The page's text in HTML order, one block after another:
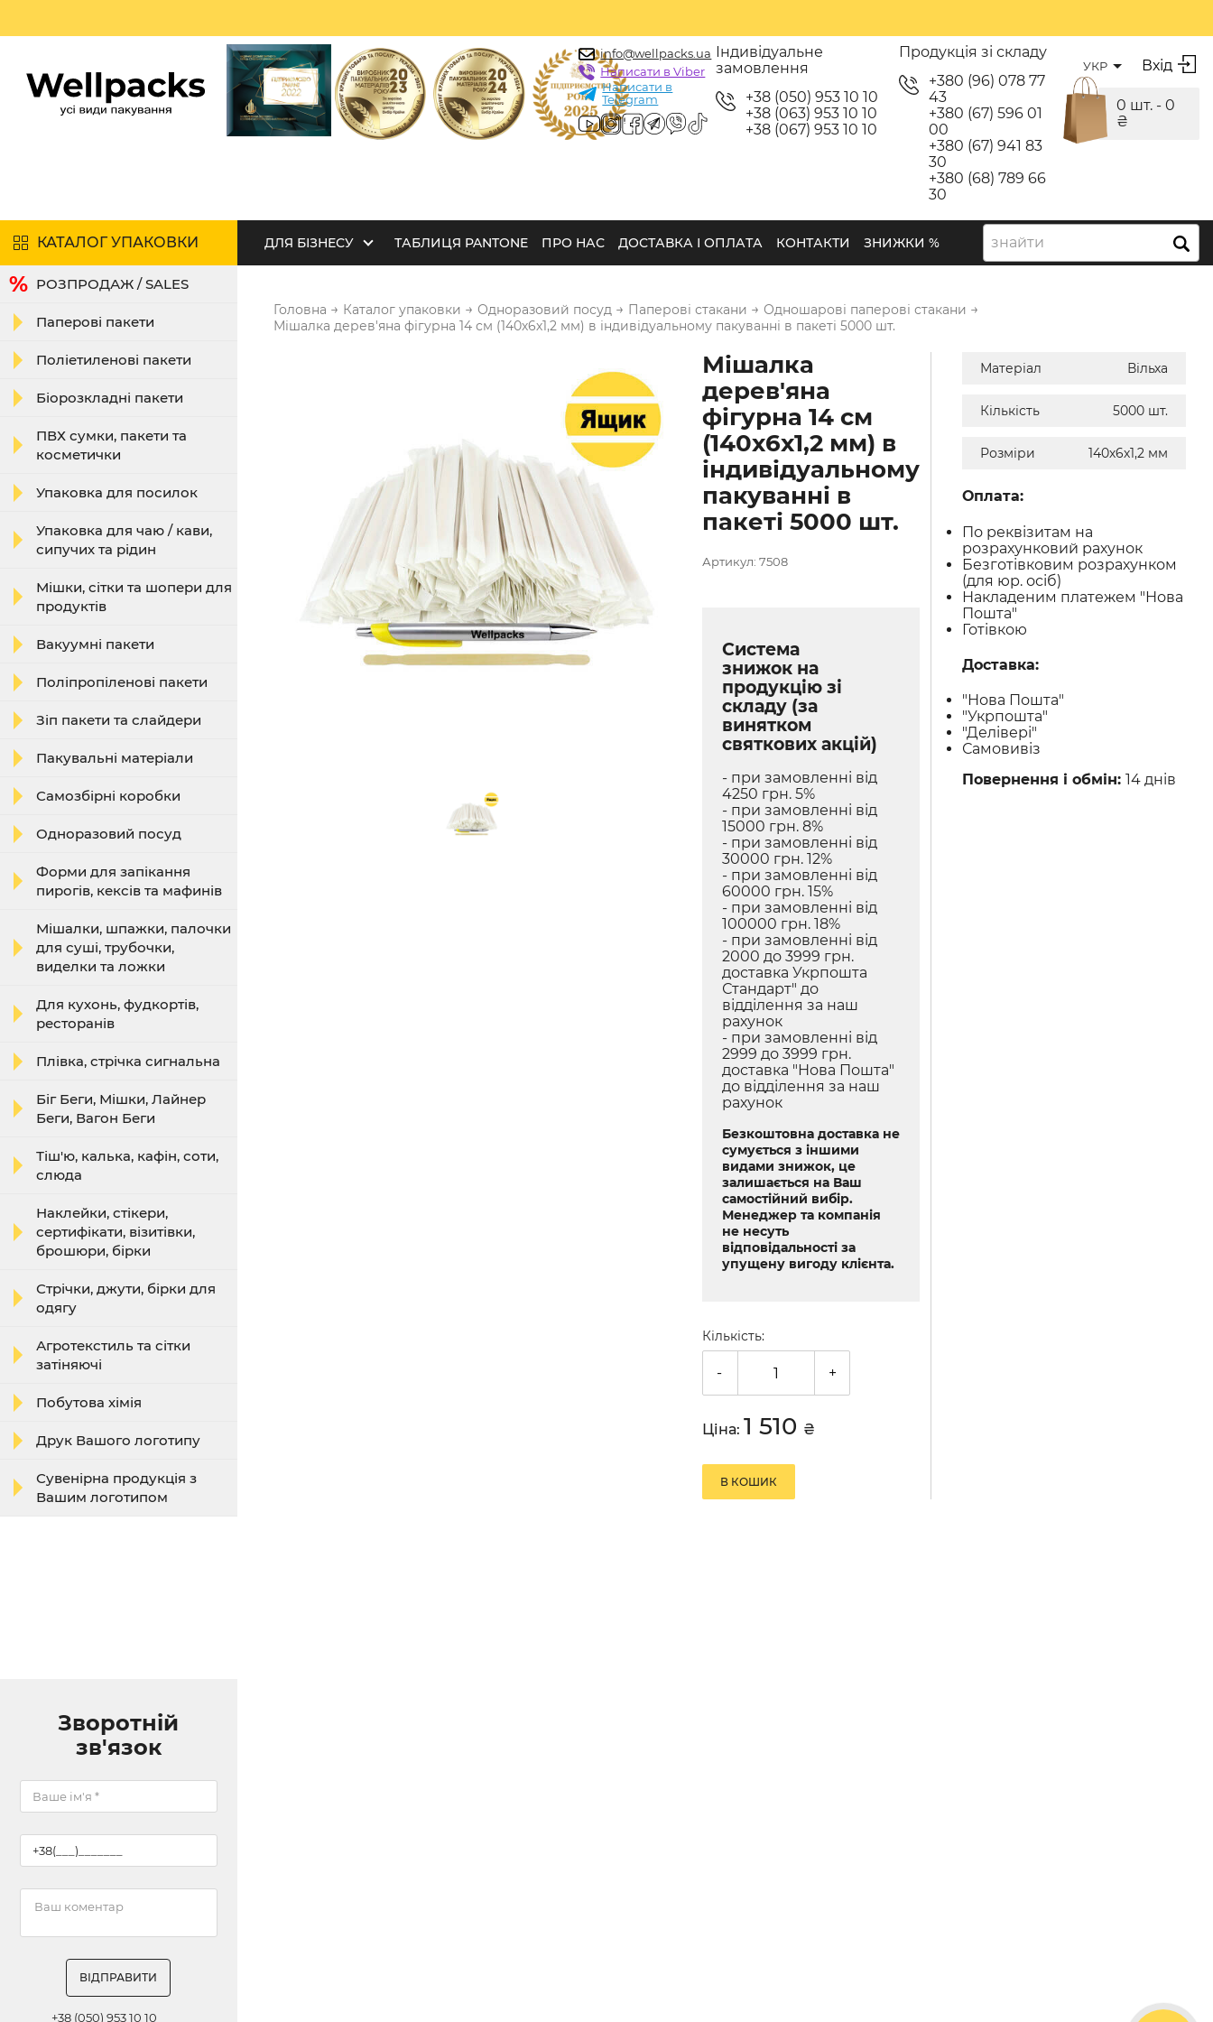
info@wellpacks.ua
Написати в Viber
Написати в
Telegram
Індивідуальне
замовлення
+38 (050) 953 10 10
+38 (063) 953 10 10
+38 (067) 953 10 10
Продукція зі складу
+380 (96) 078 77
43
+380 (67) 596 01
00
+380 (67) 941 83
30
+380 (68) 789 66
30
УКР Вхід
0 шт. - 0
₴
КАТАЛОГ УПАКОВКИ ДЛЯ БІЗНЕСУ ТАБЛИЦЯ PANTONE ПРО НАС ДОСТАВКА І ОПЛАТА КОНТАКТИ ЗНИЖКИ % знайти
РОЗПРОДАЖ / SALES
Паперові пакети
Поліетиленові пакети
Біорозкладні пакети
ПВХ сумки, пакети та
косметички
Упаковка для посилок
Упаковка для чаю / кави,
сипучих та рідин
Мішки, сітки та шопери для
продуктів
Вакуумні пакети
Поліпропіленові пакети
Зіп пакети та слайдери
Пакувальні матеріали
Самозбірні коробки
Одноразовий посуд
Форми для запікання
пирогів, кексів та мафинів
Мішалки, шпажки, палочки
для суші, трубочки,
виделки та ложки
Для кухонь, фудкортів,
ресторанів
Плівка, стрічка сигнальна
Біг Беги, Мішки, Лайнер
Беги, Вагон Беги
Тіш'ю, калька, кафін, соти,
слюда
Наклейки, стікери,
сертифікати, візитівки,
брошюри, бірки
Стрічки, джути, бірки для
одягу
Агротекстиль та сітки
затіняючі
Побутова хімія
Друк Вашого логотипу
Сувенірна продукція з
Вашим логотипом
Зворотній
зв'язок
ВІДПРАВИТИ
+38 (050) 953 10 10
Головна → Каталог упаковки → Одноразовий посуд → Паперові стакани → Одношарові паперові стакани →
Мішалка дерев'яна фігурна 14 см (140х6х1,2 мм) в індивідуальному пакуванні в пакеті 5000 шт.
Мішалка
дерев'яна
фігурна 14 см
(140х6х1,2 мм) в
індивідуальному
пакуванні в
пакеті 5000 шт.
Артикул: 7508
Система
знижок на
продукцію зі
складу (за
винятком
святкових акцій)
- при замовленні від
4250 грн. 5%
- при замовленні від
15000 грн. 8%
- при замовленні від
30000 грн. 12%
- при замовленні від
60000 грн. 15%
- при замовленні від
100000 грн. 18%
- при замовленні від
2000 до 3999 грн.
доставка Укрпошта
Стандарт" до
відділення за наш
рахунок
- при замовленні від
2999 до 3999 грн.
доставка "Нова Пошта"
до відділення за наш
рахунок
Безкоштовна доставка не
сумується з іншими
видами знижок, це
залишається на Ваш
самостійний вибір.
Менеджер та компанія
не несуть
відповідальності за
упущену вигоду клієнта.
Кількість:
- +
Ціна: 1 510 ₴
В КОШИК
Матеріал Вільха
Кількість 5000 шт.
Розміри 140х6х1,2 мм
Оплата:
По реквізитам на
розрахунковий рахунок
Безготівковим розрахунком
(для юр. осіб)
Накладеним платежем "Нова
Пошта"
Готівкою
Доставка:
"Нова Пошта"
"Укрпошта"
"Делівері"
Самовивіз
Повернення і обмін: 14 днів